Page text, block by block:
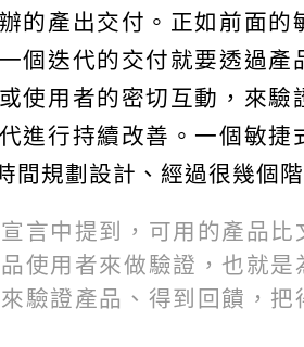
的產出交付。正如前面
個迭代的交付就要透過
使用者的密切互動，來
進行持續改善。一個敏
間規劃設計、經過很幾個
言中提到，可用的產品
使用者來做驗證，也就
驗證產品、得到回饋，